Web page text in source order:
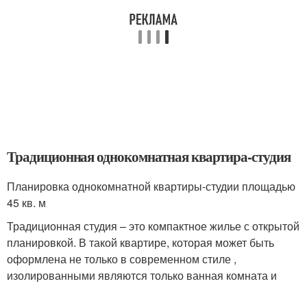
Традиционная однокомнатная квартира-студия
Планировка однокомнатной квартиры-студии площадью
45 кв. м
Традиционная студия – это компактное жилье с открытой
планировкой. В такой квартире, которая может быть
оформлена не только в современном стиле ,
изолированными являются только ванная комната и